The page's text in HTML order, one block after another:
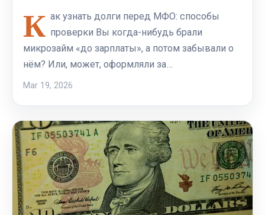
К ак узнать долги перед МФО: способы
проверки Вы когда-нибудь брали
микрозайм «до зарплаты», а потом забывали о
нём? Или, может, оформляли за…
Mar 19, 2026